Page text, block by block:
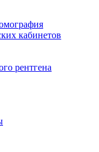
кабинетов
рентгена